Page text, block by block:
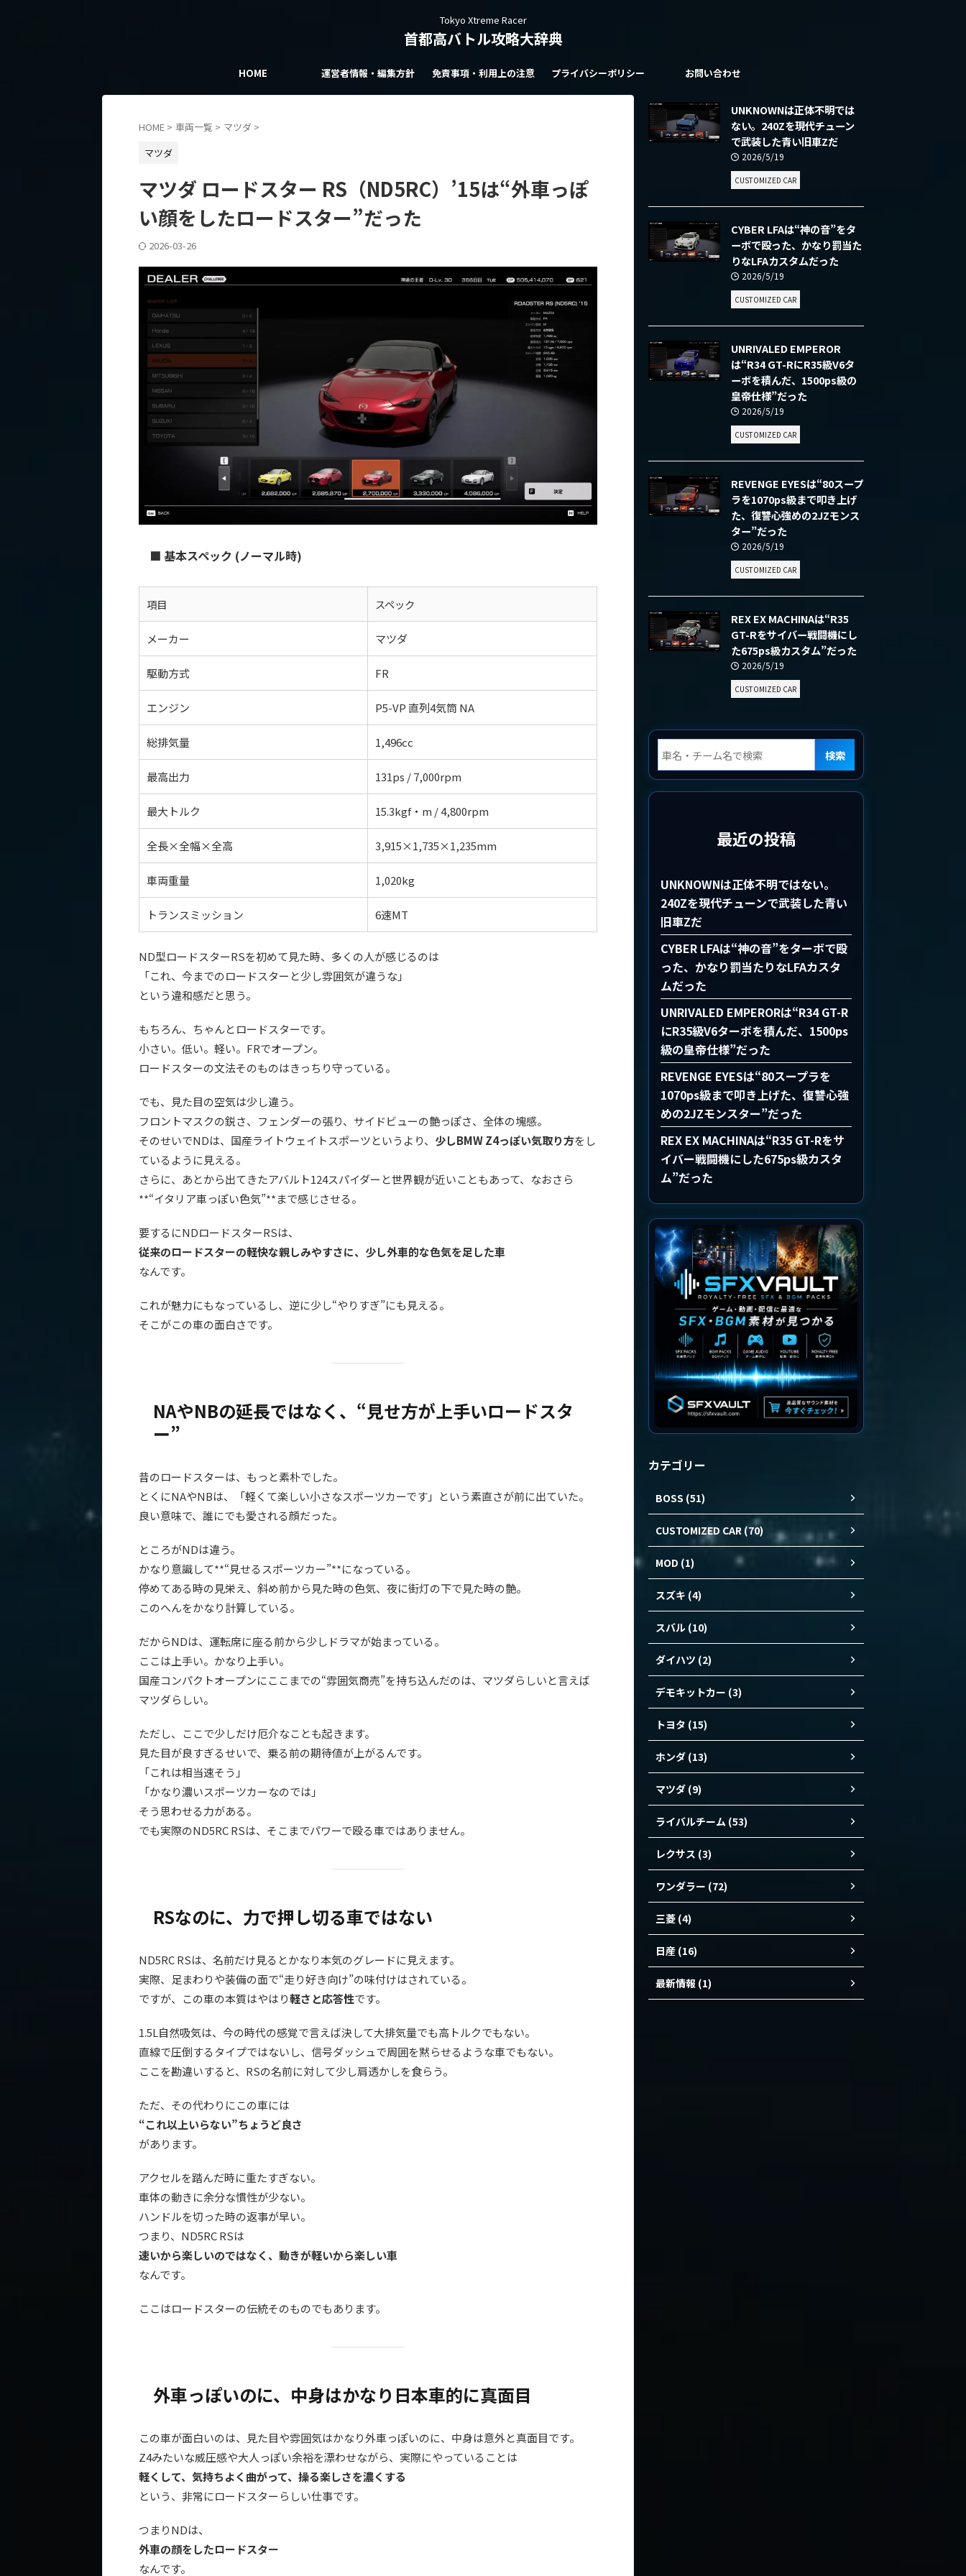
Tokyo Xtreme Racer
首都高バトル攻略大辞典
HOME 運営者情報・編集方針 免責事項・利用上の注意 プライバシーポリシー お問い合わせ
HOME > 車両一覧 > マツダ >
マツダ
マツダ ロードスター RS（ND5RC）’15は“外車っぽ
い顔をしたロードスター”だった
2026-03-26
■ 基本スペック (ノーマル時)
項目 スペック
メーカー マツダ
駆動方式 FR
エンジン P5-VP 直列4気筒 NA
総排気量 1,496cc
最高出力 131ps / 7,000rpm
最大トルク 15.3kgf・m / 4,800rpm
全長×全幅×全高 3,915×1,735×1,235mm
車両重量 1,020kg
トランスミッション 6速MT
ND型ロードスターRSを初めて見た時、多くの人が感じるのは
「これ、今までのロードスターと少し雰囲気が違うな」
という違和感だと思う。
もちろん、ちゃんとロードスターです。
小さい。低い。軽い。FRでオープン。
ロードスターの文法そのものはきっちり守っている。
でも、見た目の空気は少し違う。
フロントマスクの鋭さ、フェンダーの張り、サイドビューの艶っぽさ、全体の塊感。
そのせいでNDは、国産ライトウェイトスポーツというより、 少しBMW Z4っぽい気取り方をし
ているように見える。
さらに、あとから出てきたアバルト124スパイダーと世界観が近いこともあって、なおさら
**“イタリア車っぽい色気”**まで感じさせる。
要するにNDロードスターRSは、
従来のロードスターの軽快な親しみやすさに、少し外車的な色気を足した車
なんです。
これが魅力にもなっているし、逆に少し“やりすぎ”にも見える。
そこがこの車の面白さです。
NAやNBの延長ではなく、“見せ方が上手いロードスタ
ー”
昔のロードスターは、もっと素朴でした。
とくにNAやNBは、「軽くて楽しい小さなスポーツカーです」という素直さが前に出ていた。
良い意味で、誰にでも愛される顔だった。
ところがNDは違う。
かなり意識して**“見せるスポーツカー”**になっている。
停めてある時の見栄え、斜め前から見た時の色気、夜に街灯の下で見た時の艶。
このへんをかなり計算している。
だからNDは、運転席に座る前から少しドラマが始まっている。
ここは上手い。かなり上手い。
国産コンパクトオープンにここまでの“雰囲気商売”を持ち込んだのは、マツダらしいと言えば
マツダらしい。
ただし、ここで少しだけ厄介なことも起きます。
見た目が良すぎるせいで、乗る前の期待値が上がるんです。
「これは相当速そう」
「かなり濃いスポーツカーなのでは」
そう思わせる力がある。
でも実際のND5RC RSは、そこまでパワーで殴る車ではありません。
RSなのに、力で押し切る車ではない
ND5RC RSは、名前だけ見るとかなり本気のグレードに見えます。
実際、足まわりや装備の面で“走り好き向け”の味付けはされている。
ですが、この車の本質はやはり軽さと応答性です。
1.5L自然吸気は、今の時代の感覚で言えば決して大排気量でも高トルクでもない。
直線で圧倒するタイプではないし、信号ダッシュで周囲を黙らせるような車でもない。
ここを勘違いすると、RSの名前に対して少し肩透かしを食らう。
ただ、その代わりにこの車には
“これ以上いらない”ちょうど良さ
があります。
アクセルを踏んだ時に重たすぎない。
車体の動きに余分な慣性が少ない。
ハンドルを切った時の返事が早い。
つまり、ND5RC RSは
速いから楽しいのではなく、動きが軽いから楽しい車
なんです。
ここはロードスターの伝統そのものでもあります。
外車っぽいのに、中身はかなり日本車的に真面目
この車が面白いのは、見た目や雰囲気はかなり外車っぽいのに、中身は意外と真面目です。
Z4みたいな威圧感や大人っぽい余裕を漂わせながら、実際にやっていることは
軽くして、気持ちよく曲がって、操る楽しさを濃くする
という、非常にロードスターらしい仕事です。
つまりNDは、
外車の顔をしたロードスター
なんです。
UNKNOWNは正体不明では
ない。240Zを現代チューン
で武装した青い旧車Zだ
2026/5/19
CUSTOMIZED CAR
CYBER LFAは“神の音”をタ
ーボで殴った、かなり罰当た
りなLFAカスタムだった
2026/5/19
CUSTOMIZED CAR
UNRIVALED EMPEROR
は“R34 GT-RにR35級V6タ
ーボを積んだ、1500ps級の
皇帝仕様”だった
2026/5/19
CUSTOMIZED CAR
REVENGE EYESは“80スープ
ラを1070ps級まで叩き上げ
た、復讐心強めの2JZモンス
ター”だった
2026/5/19
CUSTOMIZED CAR
REX EX MACHINAは“R35
GT-Rをサイバー戦闘機にし
た675ps級カスタム”だった
2026/5/19
CUSTOMIZED CAR
検索
最近の投稿
UNKNOWNは正体不明ではない。
240Zを現代チューンで武装した青い
旧車Zだ
CYBER LFAは“神の音”をターボで殴
った、かなり罰当たりなLFAカスタ
ムだった
UNRIVALED EMPERORは“R34 GT-R
にR35級V6ターボを積んだ、1500ps
級の皇帝仕様”だった
REVENGE EYESは“80スープラを
1070ps級まで叩き上げた、復讐心強
めの2JZモンスター”だった
REX EX MACHINAは“R35 GT-Rをサ
イバー戦闘機にした675ps級カスタ
ム”だった
カテゴリー
BOSS (51)
CUSTOMIZED CAR (70)
MOD (1)
スズキ (4)
スバル (10)
ダイハツ (2)
デモキットカー (3)
トヨタ (15)
ホンダ (13)
マツダ (9)
ライバルチーム (53)
レクサス (3)
ワンダラー (72)
三菱 (4)
日産 (16)
最新情報 (1)